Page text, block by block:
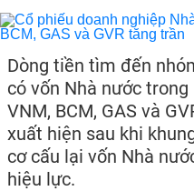
Dòng tiền tìm đến
có vốn Nhà nước
VNM, BCM, GAS và
xuất hiện sau khi
cơ cấu lại vốn Nhà
hiệu lực.